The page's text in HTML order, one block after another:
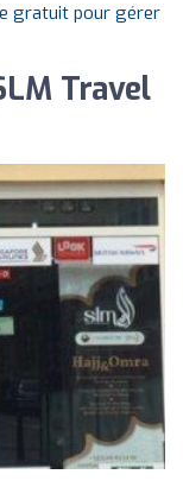
gratuit pour gérer
Travel